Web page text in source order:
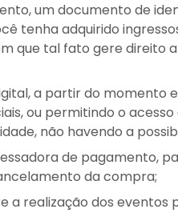
um documento de
tenha adquirido
que tal fato gere direito
a partir do momento
ou permitindo o acesso
não havendo a
de pagamento,
da compra;
a realização dos eventos